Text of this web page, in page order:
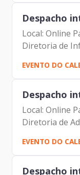
(Diretor de...
Despacho
Local: Online
Diretoria de
Participantes:
(Assessor da
de Padovan
EVENTO DO
Despacho
Local: Online
Diretoria de
Participantes:
(Assessor da
de Padovan
EVENTO DO
Despacho